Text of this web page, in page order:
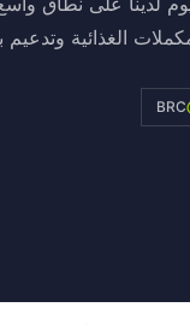
الغذائية وتدعيم
BRC